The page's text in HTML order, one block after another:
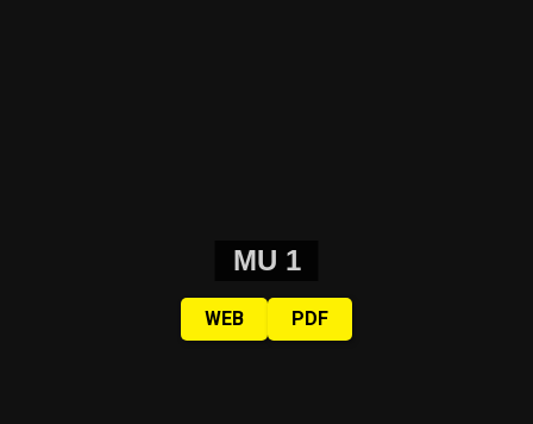
MU 1
WEB PDF